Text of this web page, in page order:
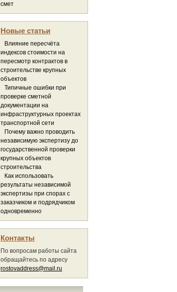
смет
Новые статьи
Влияние пересчёта
индексов стоимости на
пересмотр контрактов в
строительстве крупных
объектов
Типичные ошибки при
проверке сметной
документации на
инфраструктурных проектах
транспортной сети
Почему важно проводить
независимую экспертизу до
государственной проверки
крупных объектов
строительства
Как использовать
результаты независимой
экспертизы при спорах с
заказчиком и подрядчиком
одновременно
Контакты
По вопросам работы сайта
обращайтесь по адресу
rostovaddress@mail.ru